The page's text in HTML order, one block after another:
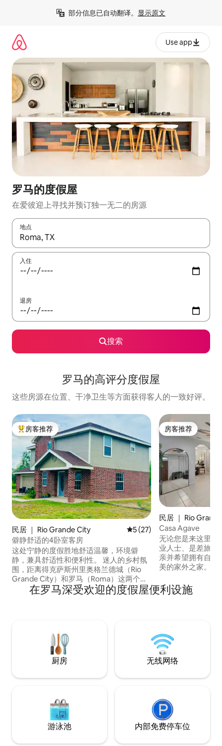
部分信息已自动翻译。 显示原文
Use app
罗马的度假屋
在爱彼迎上寻找并预订独一无二的房源
地点
如有搜索结果，请使用上下方向键查看，或通过点击或滑动手势
入住
退房
搜索
罗马的高评分度假屋
这些房源在位置、干净卫生等方面获得客人的一致好评。
热门「房客推荐」
房客推荐
民居 ｜ Rio Grande City 平均评分 5 分（满分 5 分）
5 (27)
僻静舒适的4卧室客房
这处宁静的度假胜地舒适温馨，环境僻
静，兼具舒适性和便利性。 迷人的乡村氛
围，距离得克萨斯州里奥格兰德城（Rio
Grande City）和罗马（Roma）这两个历
史悠久的边境小镇仅几分钟路程。 舒适温
馨的餐厅兼客厅，以及 2.5 间卫生间，均配
床，第 4 间卧室配有 1 张标准双人床和 1 张
单人上下铺床。 宽敞的车库，可停放 2 辆
房客推荐
房客推荐
民居 ｜ Rio
Casa Agave
无论您是来这里出
业人士、是差旅中
亲并希望拥有自己
美的家外之家。
卷饼——后院专为
共度时光而打造。 如果您不想做饭，距离
Valley）的特色。
在罗马深受欢迎的度假屋便利设施
厨房 无线网络
游泳池 内部免费停车位